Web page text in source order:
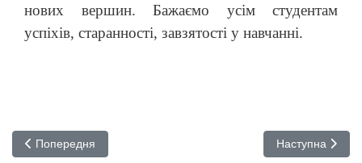
нових вершин. Бажаємо усім студентам
успіхів, старанності, завзятості у навчанні.
Попередня стаття: студенти занурилися в дивовижний світ
Попередня Наступна
Наступна